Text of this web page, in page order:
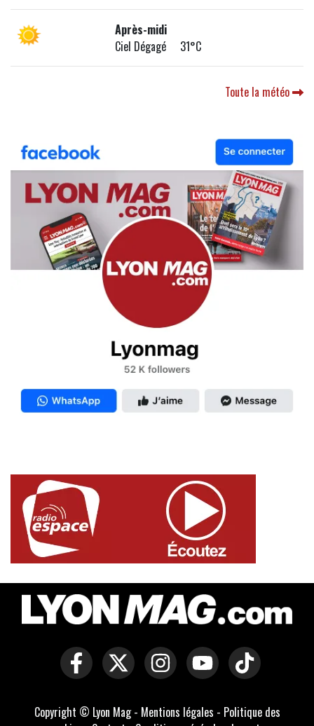
Après-midi
Ciel Dégagé 31°C
Toute la météo
Copyright © Lyon Mag - Mentions légales - Politique des